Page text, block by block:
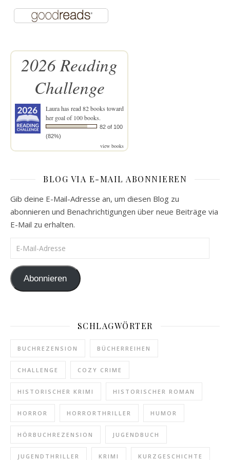
2026 Reading
Challenge
Laurahas read 82 books toward
her goal of 100 books.
82 of 100
(82%)
view books
BLOG VIA E-MAIL ABONNIEREN
Gib deine E-Mail-Adresse an, um diesen Blog zu
abonnieren und Benachrichtigungen über neue Beiträge via
E-Mail zu erhalten.
E-Mail-Adresse
Abonnieren
SCHLAGWÖRTER
BUCHREZENSION BÜCHERREIHEN
CHALLENGE COZY CRIME
HISTORISCHER KRIMI HISTORISCHER ROMAN
HORROR HORRORTHRILLER HUMOR
HÖRBUCHREZENSION JUGENDBUCH
JUGENDTHRILLER KRIMI KURZGESCHICHTE